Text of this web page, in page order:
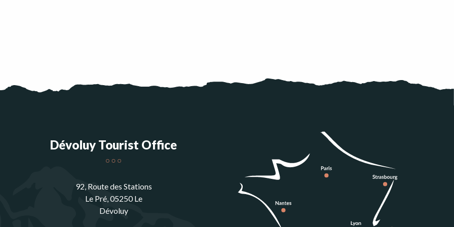
Dévoluy Tourist Office
92, Route des Stations
Le Pré, 05250 Le
Dévoluy